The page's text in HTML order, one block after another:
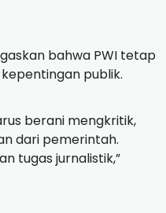
bahwa PWI tetap
publik.
berani mengkritik,
dari pemerintah.
tugas jurnalistik,”